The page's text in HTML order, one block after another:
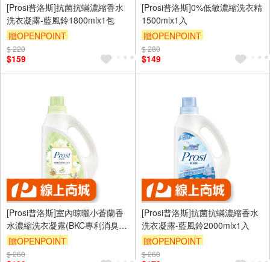
[Prosi普洛斯]抗菌抗蟎濃縮香水
洗衣凝露-藍風鈴1800mlx1包
贈OPENPOINT
$ 220
$159
[Prosi普洛斯]0%低敏濃縮洗衣精
1500mlx1入
贈OPENPOINT
$ 280
$149
[Prosi普洛斯]室內晾曬小蒼蘭香
水濃縮洗衣凝露(BKC專利消臭緩
釋配方)2200mlx1入
贈OPENPOINT
$ 260
[Prosi普洛斯]抗菌抗蟎濃縮香水
洗衣凝露-藍風鈴2000mlx1入
贈OPENPOINT
$ 260